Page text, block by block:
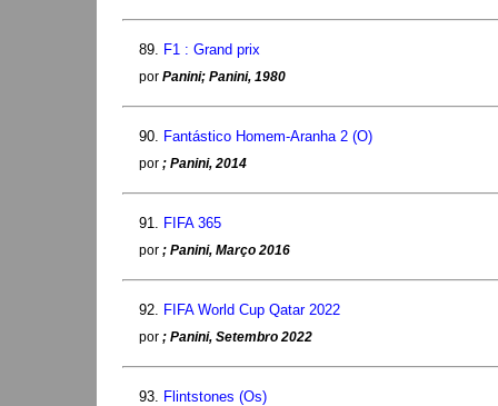
89. F1 : Grand prix
por Panini; Panini, 1980
90. Fantástico Homem-Aranha 2 (O)
por ; Panini, 2014
91. FIFA 365
por ; Panini, Março 2016
92. FIFA World Cup Qatar 2022
por ; Panini, Setembro 2022
93. Flintstones (Os)